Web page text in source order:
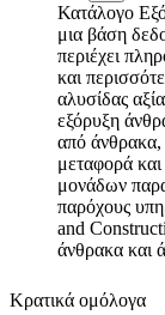
Κατάλογο
μια βάση
περιέχει
και
αλυσίδας
εξόρυξη
από άνθρακα,
μεταφορά
μονάδων
παρόχους
and
άνθρακα και
Κρατικά ομόλογα